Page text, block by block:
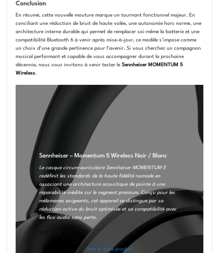
Conclusion
En résumé, cette nouvelle mouture marque un tournant fonctionnel majeur. En
conciliant une réduction de bruit de haute volée, une autonomie hors norme, une
architecture interne durable qui permet de remplacer soi-même la batterie et une
compatibilité Bluetooth 6 à venir après mise-à-jour, ce modèle s’impose comme
un choix d’une grande pertinence pour l’avenir. Si vous cherchez un compagnon
musical performant et capable de vous accompagner durant la prochaine
décennie, nous vous invitons à venir tester le Sennheiser MOMENTUM 5
Wireless.
Sennheiser – Momentum 5 Wireless Noir / Blanc
Le casque circum-auriculaire Sennheiser MOMENTUM 5
redéfinit les standards de la haute fidélité nomade en
associant une architecture acoustique de pointe à une
réparabilité inédite sur le segment premium. Conçu pour les
mélomanes exigeants, cet appareil se distingue par sa
réduction active du bruit optimisée et sa compatibilité avec
les flux audio sans perte.
Voir la fiche produit